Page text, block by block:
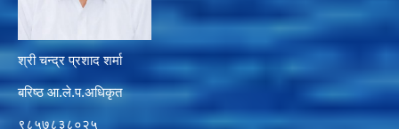
श्री चन्द्र प्रशाद शर्मा
बरिष्ठ आ.ले.प.अधिकृत
९८५७८३८०२५